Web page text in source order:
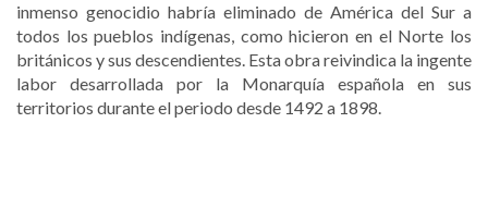
inmenso genocidio habría eliminado de América del Sur a
todos los pueblos indígenas, como hicieron en el Norte los
británicos y sus descendientes. Esta obra reivindica la ingente
labor desarrollada por la Monarquía española en sus
territorios durante el periodo desde 1492 a 1898.